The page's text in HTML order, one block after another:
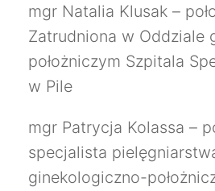
mgr Natalia Klusak –
Zatrudniona w Oddziale
położniczym Szpitala
w Pile
mgr Patrycja Kolassa –
specjalista
ginekologiczno-